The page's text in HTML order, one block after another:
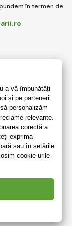
în termen de
aplică
Google și ale lor